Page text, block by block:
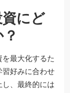
にど
最大化するた
好みに合わせ
、最終的には